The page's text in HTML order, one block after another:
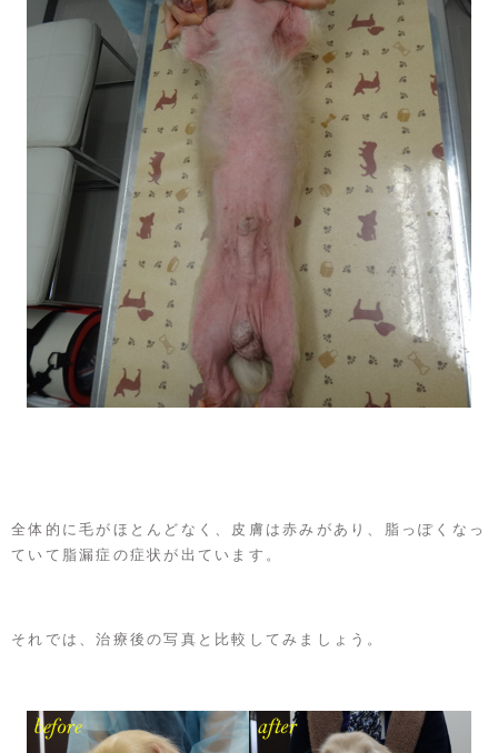
全体的に毛がほとんどなく、皮膚は赤みがあり、脂っぽくなっ
ていて脂漏症の症状が出ています。
それでは、治療後の写真と比較してみましょう。